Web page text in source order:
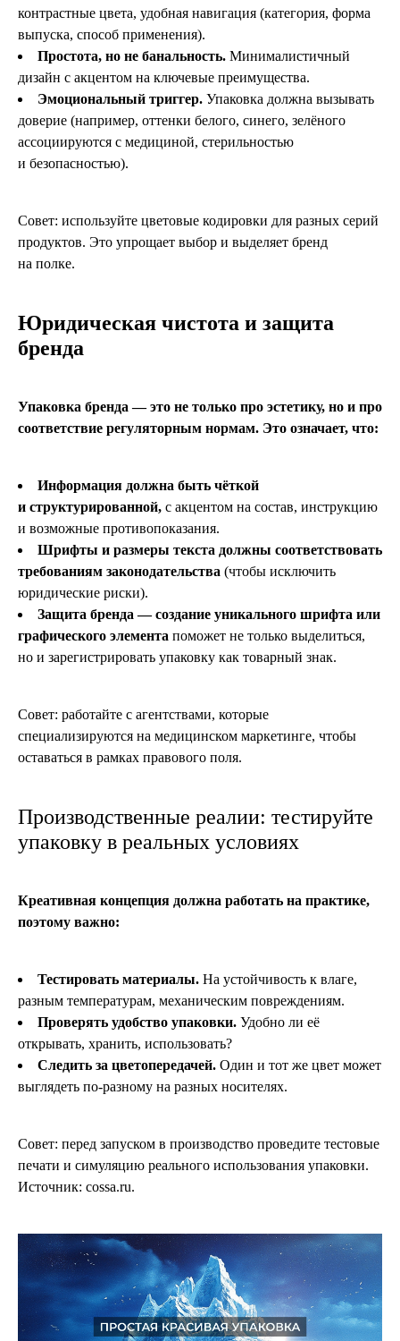
контрастные цвета, удобная навигация (категория, форма
выпуска, способ применения).
Простота, но не банальность. Минималистичный
дизайн с акцентом на ключевые преимущества.
Эмоциональный триггер. Упаковка должна вызывать
доверие (например, оттенки белого, синего, зелёного
ассоциируются с медициной, стерильностью
и безопасностью).
Совет: используйте цветовые кодировки для разных серий
продуктов. Это упрощает выбор и выделяет бренд
на полке.
Юридическая чистота и защита
бренда
Упаковка бренда — это не только про эстетику, но и про
соответствие регуляторным нормам. Это означает, что:
Информация должна быть чёткой
и структурированной, с акцентом на состав, инструкцию
и возможные противопоказания.
Шрифты и размеры текста должны соответствовать
требованиям законодательства (чтобы исключить
юридические риски).
Защита бренда — создание уникального шрифта или
графического элемента поможет не только выделиться,
но и зарегистрировать упаковку как товарный знак.
Совет: работайте с агентствами, которые
специализируются на медицинском маркетинге, чтобы
оставаться в рамках правового поля.
Производственные реалии: тестируйте
упаковку в реальных условиях
Креативная концепция должна работать на практике,
поэтому важно:
Тестировать материалы. На устойчивость к влаге,
разным температурам, механическим повреждениям.
Проверять удобство упаковки. Удобно ли её
открывать, хранить, использовать?
Следить за цветопередачей. Один и тот же цвет может
выглядеть по-разному на разных носителях.
Совет: перед запуском в производство проведите тестовые
печати и симуляцию реального использования упаковки.
Источник: cossa.ru.